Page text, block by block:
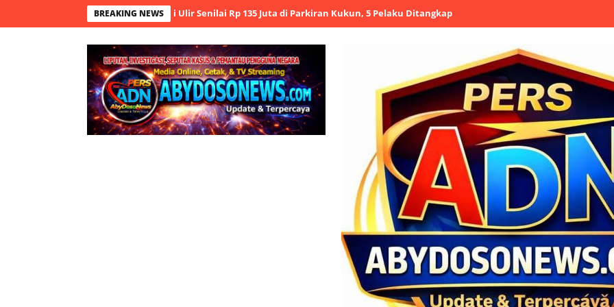
BREAKING NEWS
Ungkap Aksi Pencurian Besi Ulir Senilai Rp 135 Juta di Parkiran Kukun, 5 Pelaku Ditangkap Polres Serang Salurkan 8.000 Liter Air